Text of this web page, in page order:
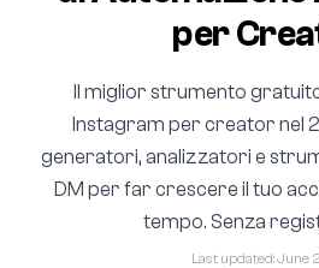
per
Il miglior strumento
Instagram per creator nel
generatori, analizzatori e
DM per far crescere il tuo
tempo. Senza
Last updated: June